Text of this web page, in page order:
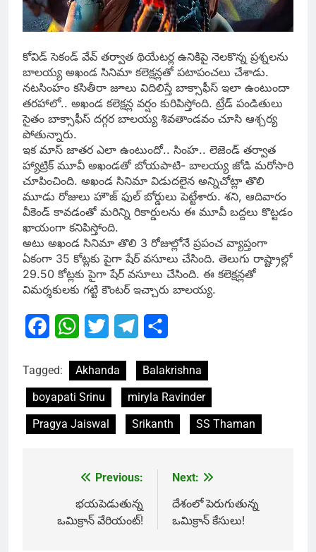
కోవిడ్ సెకండ్ వేవ్ తర్వాత థియేటర్ల ఉనికిపై నెలకొన్న ప్రశ్నలను
బాలయ్య అఖండ సినిమా కలెక్షన్లతో పటాపంచలు చేశాడు.
నటసింహం కసితీరా జూలు విదిలిస్తే బాక్సాఫీస్ ఇలా ఉంటుందా
తరహాలో.. అఖండ కలెక్షన్ల వర్షం కురిపిస్తోంది. ట్రేడ్ పండితులు
సైతం బాక్సాఫీస్ దగ్గర బాలయ్య శివతాండవం చూసి ఆశ్చర్య
పోతున్నారు.
ఇక మాస్ జాతర ఎలా ఉంటుందో.. సింహ.. లెజెండ్ తర్వాత
హ్యాట్రిక్ మూవీ అఖండతో బోయపాటి- బాలయ్య జోడి మరోసారి
చూపించింది. అఖండ సినిమా విడుదలైన అన్నిచోట్లా తొలి
మూడు రోజులు హౌజ్ ఫుల్ బోర్డులు పెట్టేశారు. శని, ఆదివారం
వీకెండ్ కావడంతో మరిన్ని రికార్డులను ఈ మూవీ బద్దలు కొట్టడం
ఖాయంగా కనిపిస్తోంది.
అటు అఖండ సినిమా తొలి 3 రోజుల్లోనే ప్రపంచ వ్యాప్తంగా
ఏకంగా 35 కోట్లకు పైగా షేర్ వసూలు చేసింది. తెలుగు రాష్ట్రాల్లో
29.50 కోట్లకు పైగా షేర్ వసూలు చేసింది. ఈ కలెక్షన్లతో
విమర్శకులకు గట్టి కౌంటర్ ఇచ్చారు బాలయ్య.
FacebookWhatsApp
Twitter Telegram
Tagged: Akhanda
Balakrishna
boyapati Srinu
miryla Ravinder
Pragya Jaiswal
Srikanth SS Thaman
navigation
Previous:
భయపెడుతున్న
ఒమిక్రాన్ వేరియంట్!
Next:
దేశంలో పెరుగుతున్న
ఒమిక్రాన్ కేసులు!